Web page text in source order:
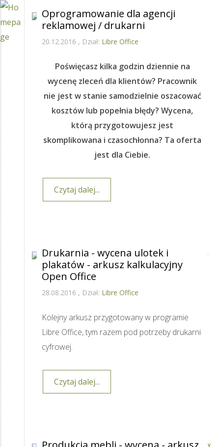
Oprogramowanie dla agencji
reklamowej / drukarni
20.12.2016 Dział: Libre Office
Poświęcasz kilka godzin dziennie na
wycenę zleceń dla klientów? Pracownik
nie jest w stanie samodzielnie oszacować
kosztów lub popełnia błędy? Wycena,
którą przygotowujesz jest
skomplikowana i czasochłonna? Ta oferta
jest dla Ciebie.
Czytaj dalej...
Drukarnia - wycena ulotek i
plakatów - arkusz kalkulacyjny
Open Office
28.08.2016 Dział: Libre Office
Kolejny arkusz przygotowany w programie
Libre Office, tym razem pod potrzeby drukarni
cyfrowej.
Czytaj dalej...